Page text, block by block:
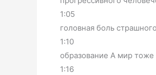
1:05
головная боль
1:10
образование А мир
1:16